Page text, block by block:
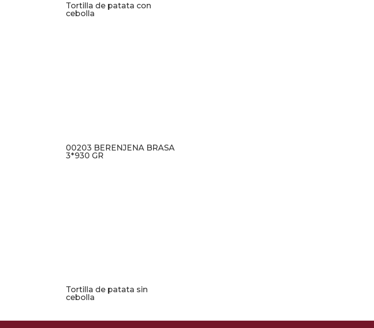
Tortilla de patata con
cebolla
00203 BERENJENA BRASA
3*930 GR
Tortilla de patata sin
cebolla